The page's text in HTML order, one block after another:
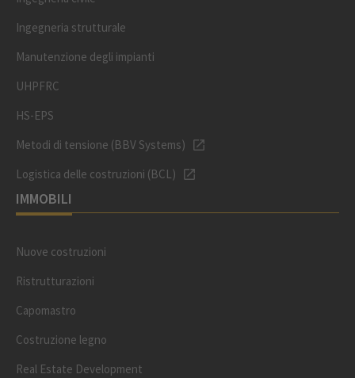
Ingegneria strutturale
Manutenzione degli impianti
UHPFRC
HS-EPS
Metodi di tensione (BBV Systems)
Logistica delle costruzioni (BCL)
IMMOBILI
Nuove costruzioni
Ristrutturazioni
Capomastro
Costruzione legno
Real Estate Development